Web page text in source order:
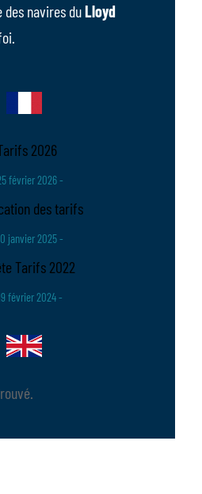
des navires duLloyd
2026
février 2026 -
des tarifs
janvier 2025 -
Tarifs 2022
février 2024 -